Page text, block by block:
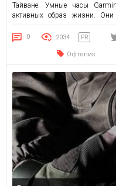
Тайване. Умные часы
активных образ жизни. Они
каждая из которых имеет
компании В конце
Баррелл (Gary Burrell) и Мин
0 2034 PR
Офтопик